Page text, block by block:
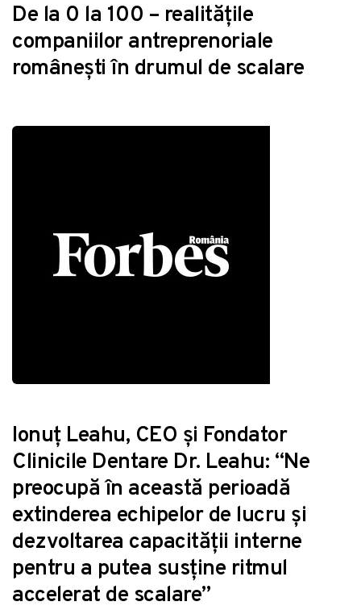
De la 0 la 100 – realitățile
companiilor antreprenoriale
românești în drumul de scalare
Ionuț Leahu, CEO și Fondator
Clinicile Dentare Dr. Leahu: “Ne
preocupă în această perioadă
extinderea echipelor de lucru și
dezvoltarea capacității interne
pentru a putea susține ritmul
accelerat de scalare”